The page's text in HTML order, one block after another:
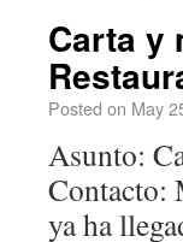
Carta y
Posted on May
Asunto:
Contacto:
ya ha